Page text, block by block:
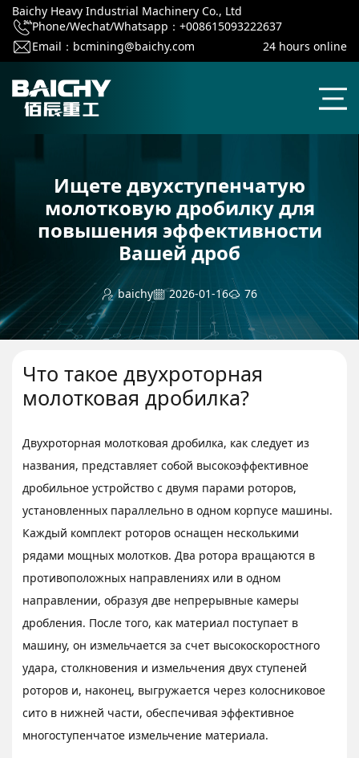
Baichy Heavy Industrial Machinery Co., Ltd
Phone/Wechat/Whatsapp：+008615093222637
Email： bcmining@baichy.com 24 hours online
Ищете двухступенчатую
молотковую дробилку для
повышения эффективности
Вашей дроб
baichy 2026-01-16 76
Что такое двухроторная
молотковая дробилка?
Двухроторная молотковая дробилка, как следует из
названия, представляет собой высокоэффективное
дробильное устройство с двумя парами роторов,
установленных параллельно в одном корпусе машины.
Каждый комплект роторов оснащен несколькими
рядами мощных молотков. Два ротора вращаются в
противоположных направлениях или в одном
направлении, образуя две непрерывные камеры
дробления. После того, как материал поступает в
машину, он измельчается за счет высокоскоростного
удара, столкновения и измельчения двух ступеней
роторов и, наконец, выгружается через колосниковое
сито в нижней части, обеспечивая эффективное
многоступенчатое измельчение материала.